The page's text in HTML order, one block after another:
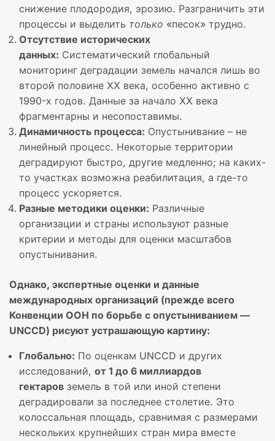
снижение плодородия, эрозию. Разграничить эти
процессы и выделить только «песок» трудно.
Отсутствие исторических
данных: Систематический глобальный
мониторинг деградации земель начался лишь во
второй половине XX века, особенно активно с
1990-х годов. Данные за начало XX века
фрагментарны и несопоставимы.
Динамичность процесса: Опустынивание – не
линейный процесс. Некоторые территории
деградируют быстро, другие медленно; на каких-
то участках возможна реабилитация, а где-то
процесс ускоряется.
Разные методики оценки: Различные
организации и страны используют разные
критерии и методы для оценки масштабов
опустынивания.
Однако, экспертные оценки и данные
международных организаций (прежде всего
Конвенции ООН по борьбе с опустыниванием —
UNCCD) рисуют устрашающую картину:
Глобально: По оценкам UNCCD и других
исследований, от 1 до 6 миллиардов
гектаров земель в той или иной степени
деградировали за последнее столетие. Это
колоссальная площадь, сравнимая с размерами
нескольких крупнейших стран мира вместе